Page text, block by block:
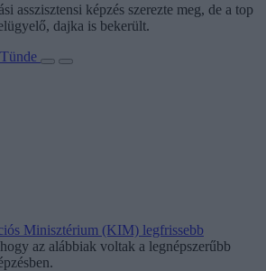
asszisztensi képzés szerezte meg, de a top
dajka is bekerült.
Minisztérium (KIM) legfrissebb
az alábbiak voltak a legnépszerűbb